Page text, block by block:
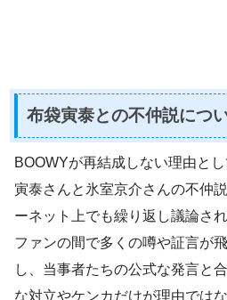
布袋寅泰との不仲説につ
BOOWYが再結成しない理由と
寅泰さんと氷室京介さんの不仲
ーネット上でも繰り返し議論さ
ファンの間で多くの噂や証言が
し、当事者たちの公式な発言と
な対立やケンカだけが理由では